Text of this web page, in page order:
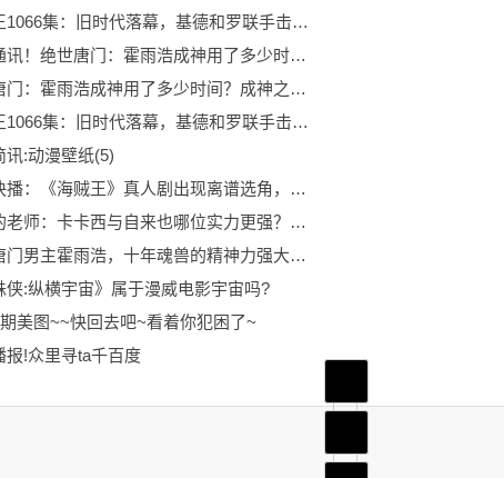
海贼王1066集：旧时代落幕，基德和罗联手击败四皇大妈|世界热点评
当前通讯！绝世唐门：霍雨浩成神用了多少时间？成神之后相比唐三孰强孰弱？
绝世唐门：霍雨浩成神用了多少时间？成神之后相比唐三孰强孰弱？
海贼王1066集：旧时代落幕，基德和罗联手击败四皇大妈
讯:动漫壁纸(5)
环球快播：《海贼王》真人剧出现离谱选角，卡普、龙、路飞祖孙三代三种肤色
鸣人的老师：卡卡西与自来也哪位实力更强？不同时期战力表现不一_每日速读
绝世唐门男主霍雨浩，十年魂兽的精神力强大吗？
侠:纵横宇宙》属于漫威电影宇宙吗?
美图~~快回去吧~看着你犯困了~
报!众里寻ta千百度